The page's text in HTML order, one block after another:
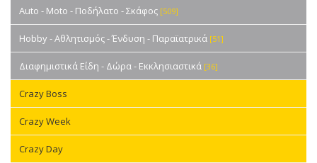
Auto - Moto - Ποδήλατο - Σκάφος [509]
Hobby - Αθλητισμός - Ένδυση - Παραϊατρικά [51]
Διαφημιστικά Είδη - Δώρα - Εκκλησιαστικά [36]
Crazy Boss
Crazy Week
Crazy Day